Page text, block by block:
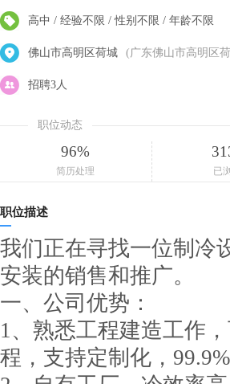
高中 / 经验不限 / 性别不限 / 年龄不限
佛山市高明区荷城 (广东佛山市高明区
招聘3人
职位动态
96%
简历处理 已
职位描述
我们正在寻找一位制冷
安装的销售和推广。
一、公司优势：
1、熟悉工程建造工作
程，支持定制化，